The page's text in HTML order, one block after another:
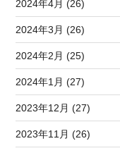
2024年4月 (26)
2024年3月 (26)
2024年2月 (25)
2024年1月 (27)
2023年12月 (27)
2023年11月 (26)